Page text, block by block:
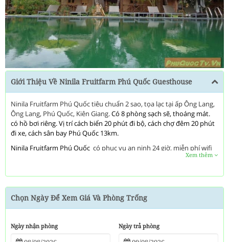
Next
Giới Thiệu Về Ninila Fruitfarm Phú Quốc Guesthouse
Ninila Fruitfarm Phú Quốc tiêu chuẩn 2 sao, tọa lạc tại ấp Ông Lang,
Ông Lang, Phú Quốc, Kiên Giang.Có 8 phòng sạch sẽ, thoáng mát.
có hồ bơi riêng. Vị trí cách biển 20 phút đi bộ, cách chợ đêm 20 phút
đi xe, cách sân bay Phú Quốc 13km.
Ninila Fruitfarm Phú Quốc có phục vụ an ninh 24 giờ, miễn phí wifi
đồ có khoá là các thiết bị tiện nghi mà khách hàng có thể sử dụng và
hài lòng ở đây.Đâylà nơi lý tưởng để thư giãn và đổi gió khi đến hòn
đảo Phú Quốc xinh đẹp.
Xem thêm
Chọn Ngày Để Xem Giá Và Phòng Trống
Ngày nhận phòng Ngày trả phòng